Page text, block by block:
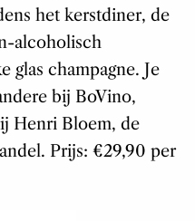
het kerstdiner, de
alcoholisch
glas champagne. Je
bij BoVino,
Henri Bloem, de
Prijs: €29,90 per